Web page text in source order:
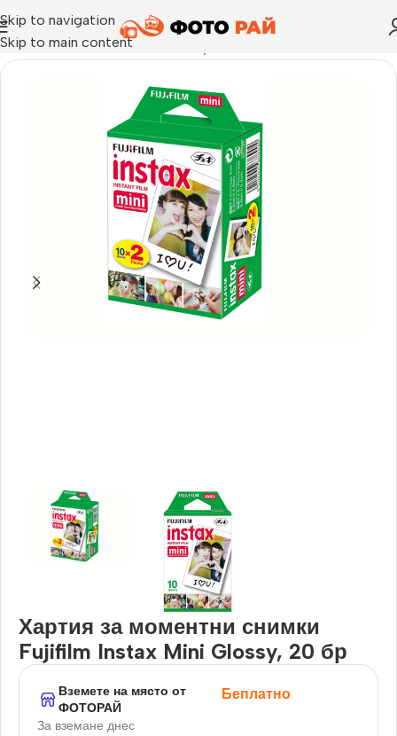
Skip to navigation
Skip to main content
Начало›FUJIFILM INSTAX
Хартия за моментни снимки
Fujifilm Instax Mini Glossy, 20 бр
Вземете на място от
ФОТОРАЙ
За вземане днес
Беплатно